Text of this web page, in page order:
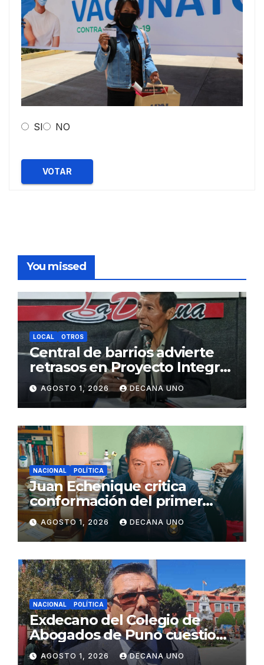
SI NO
VOTAR
You missed
LOCAL OTROS
Central de barrios advierte
retrasos en Proyecto Integral
de Agua y Alcantarillado para
Juliaca
AGOSTO 1, 2026 DECANA UNO
NACIONAL POLÍTICA
Juan Echenique critica
conformación del primer
gabinete ministerial de Keiko
Fujimori
AGOSTO 1, 2026 DECANA UNO
NACIONAL POLÍTICA
Exdecano del Colegio de
Abogados de Puno cuestiona
propuestas sobre seguridad
AGOSTO 1, 2026 DECANA UNO